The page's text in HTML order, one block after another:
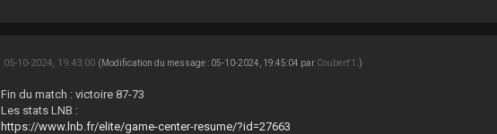
05-10-2024, 19:43:00 (Modification du message : 05-10-2024, 19:45:04 par Coubert'1 .)
Fin du match : victoire 87-73
Les stats LNB :
https://www.lnb.fr/elite/game-center-resume/?id=27663